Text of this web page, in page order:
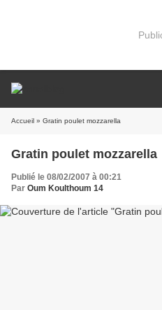
Accueil » Gratin poulet mozzarella
Gratin poulet mozzarella
Publié le 08/02/2007 à 00:21
Par Oum Koulthoum 14